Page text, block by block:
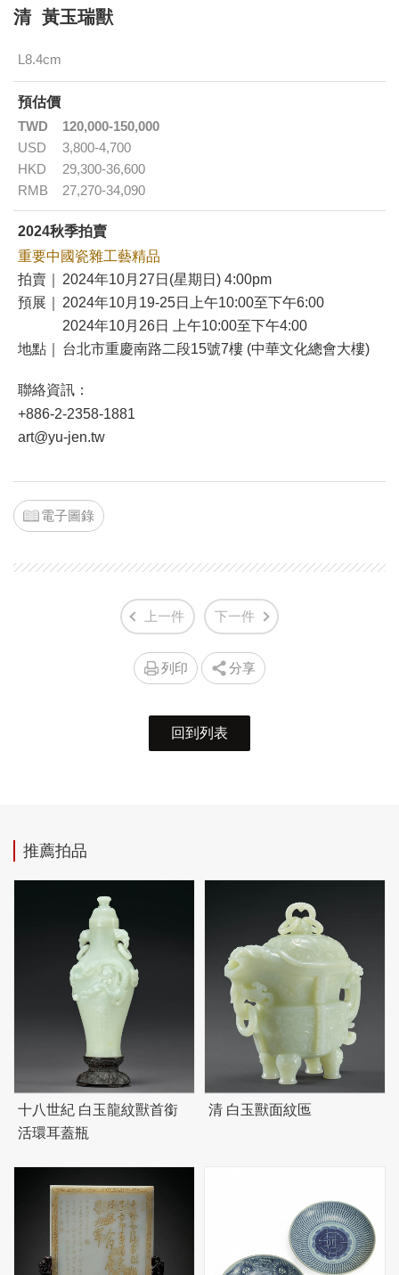
清 黃玉瑞獸
L8.4cm
預估價
TWD
120,000-150,000
USD
3,800-4,700
HKD
29,300-36,600
RMB
27,270-34,090
2024秋季拍賣
重要中國瓷雜工藝精品
拍賣｜
2024年10月27日(星期日) 4:00pm
預展｜
2024年10月19-25日上午10:00至下午6:00
2024年10月26日 上午10:00至下午4:00
地點｜
台北市重慶南路二段15號7樓 (中華文化總會大樓)
聯絡資訊：
+886-2-2358-1881
art@yu-jen.tw
電子圖錄
上一件 下一件
列印 分享
回到列表
推薦拍品
十八世紀 白玉龍紋獸首銜
活環耳蓋瓶
清 白玉獸面紋匜